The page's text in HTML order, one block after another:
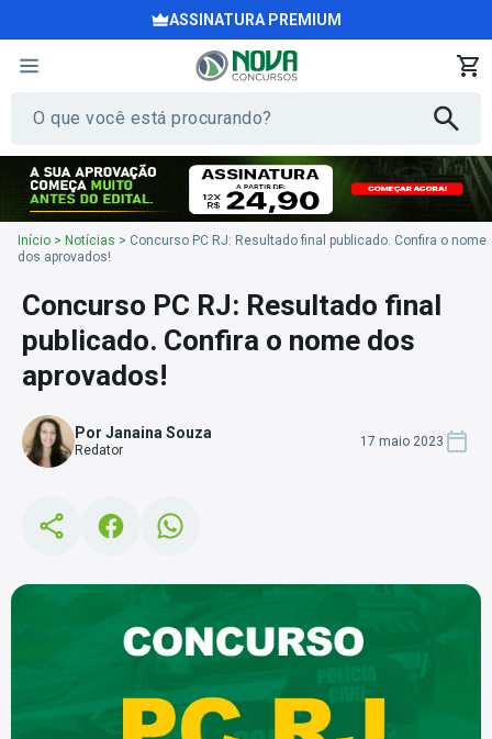
ASSINATURA PREMIUM
Início > Notícias > Concurso PC RJ: Resultado final publicado. Confira o nome
dos aprovados!
Concurso PC RJ: Resultado final
publicado. Confira o nome dos
aprovados!
Por Janaina Souza
Redator
17 maio 2023